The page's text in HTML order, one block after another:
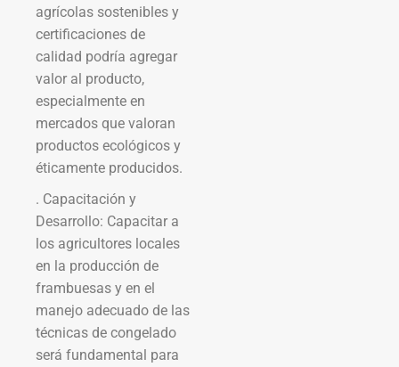
agrícolas sostenibles y
certificaciones de
calidad podría agregar
valor al producto,
especialmente en
mercados que valoran
productos ecológicos y
éticamente producidos.
. Capacitación y
Desarrollo: Capacitar a
los agricultores locales
en la producción de
frambuesas y en el
manejo adecuado de las
técnicas de congelado
será fundamental para